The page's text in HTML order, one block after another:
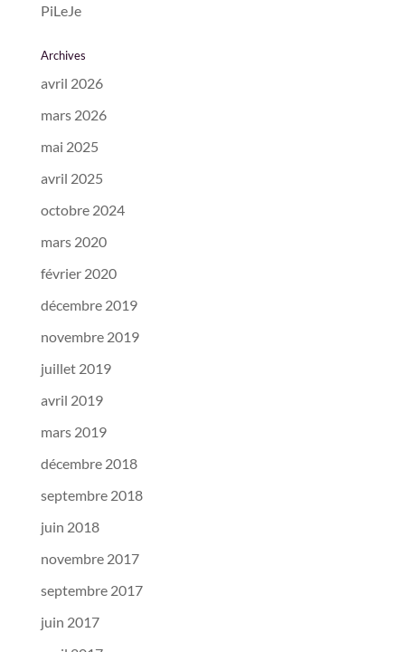
PiLeJe
Archives
avril 2026
mars 2026
mai 2025
avril 2025
octobre 2024
mars 2020
février 2020
décembre 2019
novembre 2019
juillet 2019
avril 2019
mars 2019
décembre 2018
septembre 2018
juin 2018
novembre 2017
septembre 2017
juin 2017